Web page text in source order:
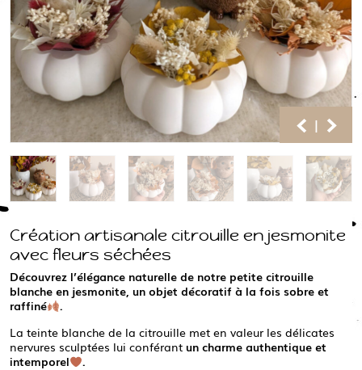
|
Création artisanale citrouille en jesmonite
avec fleurs séchées
Découvrez l’élégance naturelle de notre petite citrouille
blanche en jesmonite, un objet décoratif à la fois sobre et
raffiné
.
La teinte blanche de la citrouille met en valeur les délicates
nervures sculptées lui conférant un charme authentique et
intemporel
.